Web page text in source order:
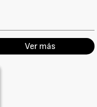
Ver más